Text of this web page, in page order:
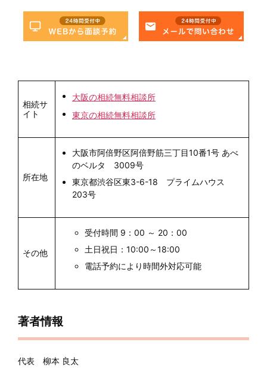
相続サ
イト
大阪の相続無料相談所
東京の相続無料相談所
所在地
大阪市阿倍野区阿倍野筋三丁目10番1号 あべ
のベルタ 3009号
東京都渋谷区東3-6-18 プライムハウス
203号
その他
受付時間 9：00 ～ 20：00
土日祝日：10:00～18:00
電話予約により時間外対応可能
著者情報
代表 柳本 良太